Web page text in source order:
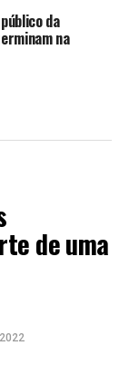
da
na
de uma